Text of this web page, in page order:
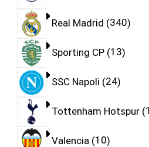
Real Madrid 340
Sporting CP 13
SSC Napoli 24
Tottenham Hotspur
Valencia 10